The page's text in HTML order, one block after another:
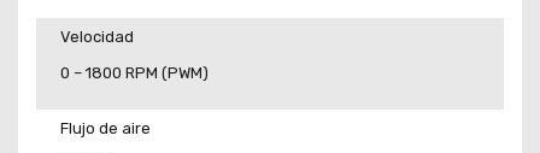
Velocidad
0 – 1800 RPM (PWM)
Flujo de aire